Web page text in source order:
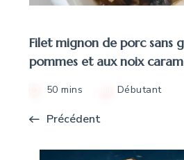
Filet mignon de porc sans
pommes et aux noix
50 mins Débutant
Précédent